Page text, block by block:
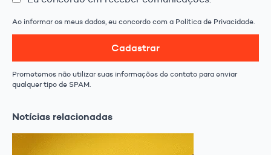
Ao informar os meus dados, eu concordo com a Política de Privacidade.
Cadastrar
Prometemos não utilizar suas informações de contato para enviar
qualquer tipo de SPAM.
Notícias relacionadas